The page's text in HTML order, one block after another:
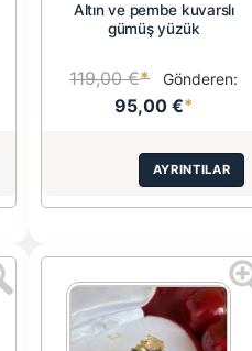
Altın ve pembe kuvarslı
gümüş yüzük
119,00 €* Gönderen:
95,00 €*
AYRINTILAR